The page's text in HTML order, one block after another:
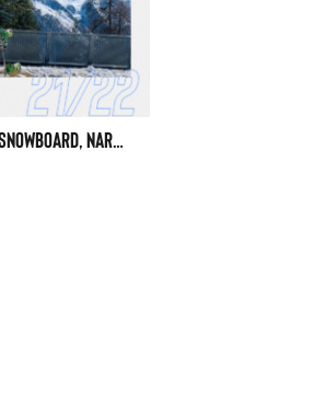
OFERTA ZIMA 21/22 – SNOWBOARD, NARTY, BJJ, ZEN